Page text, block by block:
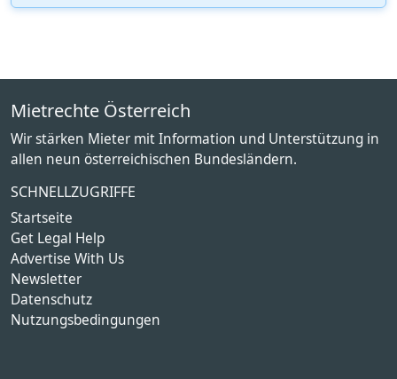
Mietrechte Österreich
Wir stärken Mieter mit Information und Unterstützung in
allen neun österreichischen Bundesländern.
SCHNELLZUGRIFFE
Startseite
Get Legal Help
Advertise With Us
Newsletter
Datenschutz
Nutzungsbedingungen